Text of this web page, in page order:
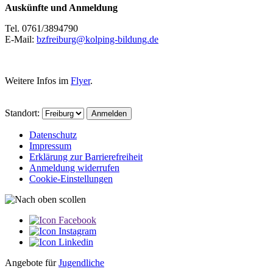
Auskünfte und Anmeldung
Tel. 0761/3894790
E-Mail: bzfreiburg@kolping-bildung.de
Weitere Infos im Flyer.
Standort:
Datenschutz
Impressum
Erklärung zur Barriere­­freiheit
Anmeldung widerrufen
Cookie-Einstellungen
Angebote fürJugendliche